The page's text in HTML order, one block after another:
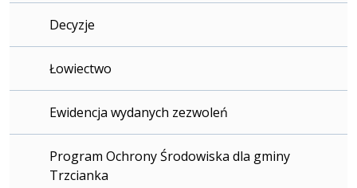
Decyzje
Łowiectwo
Ewidencja wydanych zezwoleń
Program Ochrony Środowiska dla gminy
Trzcianka